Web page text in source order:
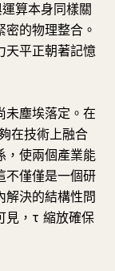
算本身同樣關
的物理整合。
天平正朝著記憶
未塵埃落定。在
在技術上融合
，使兩個產業能
不僅僅是一個研
解決的結構性問
見，τ 縮放確保